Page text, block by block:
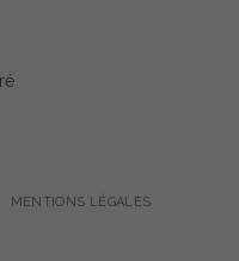
MENTIONS LÉGALES